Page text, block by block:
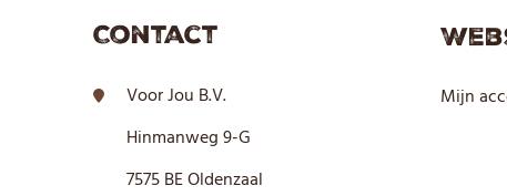
Contact
Voor Jou B.V.
Hinmanweg 9-G
7575 BE Oldenzaal
Mijn